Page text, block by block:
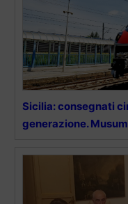
Sicilia: consegnati
generazione.